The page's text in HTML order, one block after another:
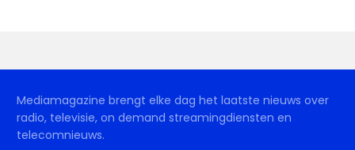
Mediamagazine brengt elke dag het laatste nieuws over
radio, televisie, on demand streamingdiensten en
telecomnieuws.